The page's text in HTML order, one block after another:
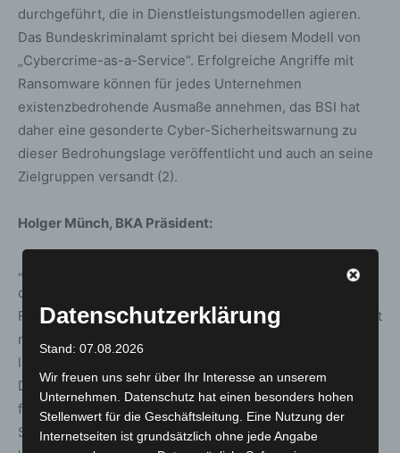
durchgeführt, die in Dienstleistungsmodellen agieren.
Das Bundeskriminalamt spricht bei diesem Modell von
„Cybercrime-as-a-Service“. Erfolgreiche Angriffe mit
Ransomware können für jedes Unternehmen
existenzbedrohende Ausmaße annehmen, das BSI hat
daher eine gesonderte Cyber-Sicherheitswarnung zu
dieser Bedrohungslage veröffentlicht und auch an seine
Zielgruppen versandt (2).
Holger Münch, BKA Präsident:
„Die Bedrohung durch Ransomware fordert uns mehr
denn je. 2021 zeichnet sich eine deutliche Zunahme der
Fallzahlen bei Angriffen mit Ransomware ab. Dass Emotet
nach dem Takedown Anfang 2021 wieder im Umlauf ist
lässt die Dynamik in diesem Deliktsbereich erkennen.
Das aktive öffentliche Werben von Hackergruppierungen
für ihr kriminelles Geschäftsmodell „Cybercrime as a
Service“ unterstreicht einmal mehr Professionalität und
Datenschutzerklärung
Stand: 07.08.2026
Wir freuen uns sehr über Ihr Interesse an unserem
Unternehmen. Datenschutz hat einen besonders hohen
Stellenwert für die Geschäftsleitung. Eine Nutzung der
Internetseiten ist grundsätzlich ohne jede Angabe